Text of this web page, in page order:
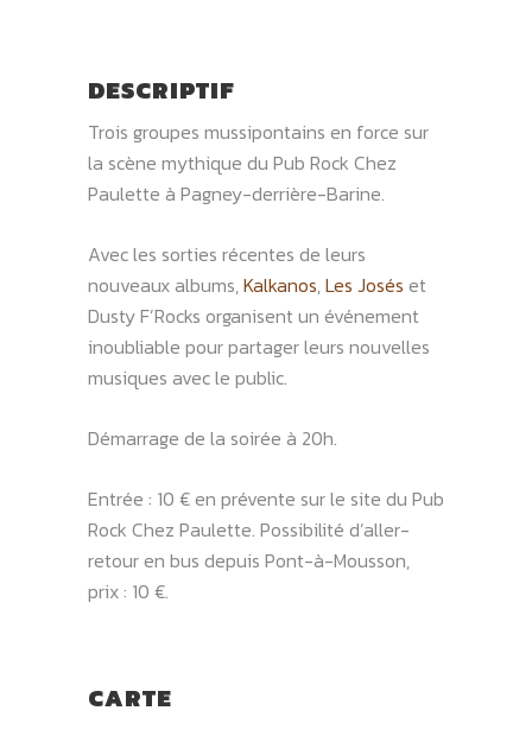
DESCRIPTIF
Trois groupes mussipontains en force sur
la scène mythique du Pub Rock Chez
Paulette à Pagney-derrière-Barine.
Avec les sorties récentes de leurs
nouveaux albums,Kalkanos,Les Josés et
Dusty F’Rocks organisent un événement
inoubliable pour partager leurs nouvelles
musiques avec le public.
Démarrage de la soirée à 20h.
Entrée : 10 € en prévente sur le site du Pub
Rock Chez Paulette. Possibilité d’aller-
retour en bus depuis Pont-à-Mousson,
prix : 10 €.
CARTE